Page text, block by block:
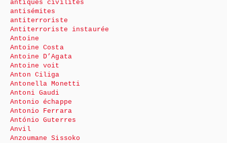
antiques civilités
antisémites
antiterroriste
Antiterroriste instaurée
Antoine
Antoine Costa
Antoine D’Agata
Antoine voit
Anton Ciliga
Antonella Monetti
Antoni Gaudi
Antonio échappe
Antonio Ferrara
António Guterres
Anvil
Anzoumane Sissoko